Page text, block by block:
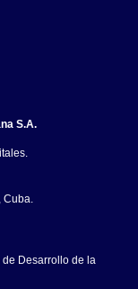
S.A.
Desarrollo de la